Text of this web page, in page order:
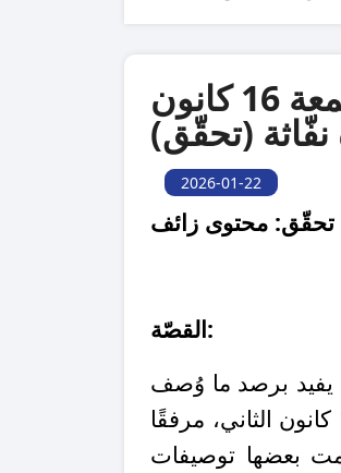
ما ظهر في سماء البحر الميت مساء يوم الجمعة 16 كانون
(تحقّق)
2026-01-22
تحقّق: محتوى زائف
القصّة:
يفيد برصد ما وُصف
بـ“جسم غريب” في سماء طريق البحر الميت مساء الجمعة الموافق 16 كانون الثاني، مرفقًا
بعضها توصيفات